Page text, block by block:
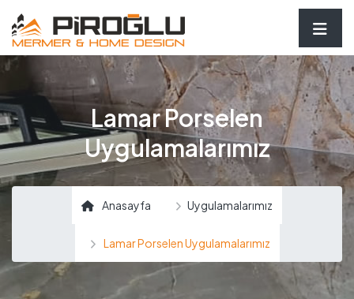
Lamar Porselen
Uygulamalarımız
Anasayfa Uygulamalarımız
Lamar Porselen Uygulamalarımız